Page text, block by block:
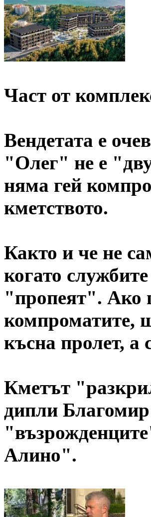
Част от
Вендетата е
"Олег" не е
няма гей
кметството.
Както и че не
когато
"пропеят". Ако
компроматите,
късна пролет, а
Кметът
дипли
Алино".